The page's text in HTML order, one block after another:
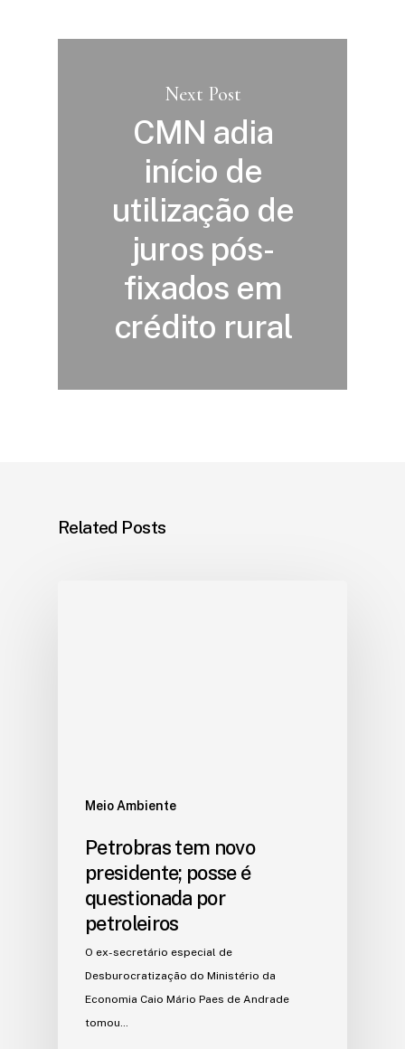
Next Post
CMN adia
início de
utilização de
juros pós-
fixados em
crédito rural
Related Posts
Meio Ambiente
Petrobras tem novo
presidente; posse é
questionada por
petroleiros
O ex-secretário especial de
Desburocratização do Ministério da
Economia Caio Mário Paes de Andrade
tomou…